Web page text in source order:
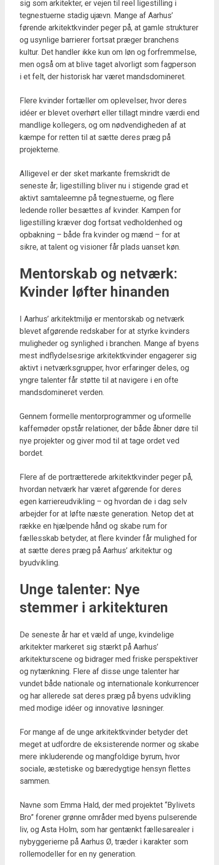
sig som arkitekter, er vejen til reel ligestilling i
tegnestuerne stadig ujævn. Mange af Aarhus’
førende arkitektkvinder peger på, at gamle strukturer
og usynlige barrierer fortsat præger branchens
kultur. Det handler ikke kun om løn og forfremmelse,
men også om at blive taget alvorligt som fagperson
i et felt, der historisk har været mandsdomineret.
Flere kvinder fortæller om oplevelser, hvor deres
idéer er blevet overhørt eller tillagt mindre værdi end
mandlige kollegers, og om nødvendigheden af at
kæmpe for retten til at sætte deres præg på
projekterne.
Alligevel er der sket markante fremskridt de
seneste år; ligestilling bliver nu i stigende grad et
aktivt samtaleemne på tegnestuerne, og flere
ledende roller besættes af kvinder. Kampen for
ligestilling kræver dog fortsat vedholdenhed og
opbakning – både fra kvinder og mænd – for at
sikre, at talent og visioner får plads uanset køn.
Mentorskab og netværk:
Kvinder løfter hinanden
I Aarhus’ arkitektmiljø er mentorskab og netværk
blevet afgørende redskaber for at styrke kvinders
muligheder og synlighed i branchen. Mange af byens
mest indflydelsesrige arkitektkvinder engagerer sig
aktivt i netværksgrupper, hvor erfaringer deles, og
yngre talenter får støtte til at navigere i en ofte
mandsdomineret verden.
Gennem formelle mentorprogrammer og uformelle
kaffemøder opstår relationer, der både åbner døre til
nye projekter og giver mod til at tage ordet ved
bordet.
Flere af de portrætterede arkitektkvinder peger på,
hvordan netværk har været afgørende for deres
egen karriereudvikling – og hvordan de i dag selv
arbejder for at løfte næste generation. Netop det at
række en hjælpende hånd og skabe rum for
fællesskab betyder, at flere kvinder får mulighed for
at sætte deres præg på Aarhus’ arkitektur og
byudvikling.
Unge talenter: Nye
stemmer i arkitekturen
De seneste år har et væld af unge, kvindelige
arkitekter markeret sig stærkt på Aarhus’
arkitekturscene og bidrager med friske perspektiver
og nytænkning. Flere af disse unge talenter har
vundet både nationale og internationale konkurrencer
og har allerede sat deres præg på byens udvikling
med modige idéer og innovative løsninger.
For mange af de unge arkitektkvinder betyder det
meget at udfordre de eksisterende normer og skabe
mere inkluderende og mangfoldige byrum, hvor
sociale, æstetiske og bæredygtige hensyn flettes
sammen.
Navne som Emma Hald, der med projektet “Bylivets
Bro” forener grønne områder med byens pulserende
liv, og Asta Holm, som har gentænkt fællesarealer i
nybyggerierne på Aarhus Ø, træder i karakter som
rollemodeller for en ny generation.